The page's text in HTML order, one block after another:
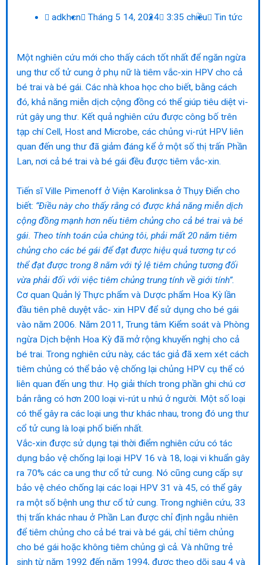
adkhcn Tháng 5 14, 2024 3:35 chiều Tin tức
Một nghiên cứu mới cho thấy cách tốt nhất để ngăn ngừa
ung thư cổ tử cung ở phụ nữ là tiêm vắc-xin HPV cho cả
bé trai và bé gái. Các nhà khoa học cho biết, bằng cách
đó, khả năng miễn dịch cộng đồng có thể giúp tiêu diệt vi-
rút gây ung thư. Kết quả nghiên cứu được công bố trên
tạp chí Cell, Host and Microbe, các chủng vi-rút HPV liên
quan đến ung thư đã giảm đáng kể ở một số thị trấn Phần
Lan, nơi cả bé trai và bé gái đều được tiêm vắc-xin.
Tiến sĩ Ville Pimenoff ở Viện Karolinksa ở Thụy Điển cho
biết: “Điều này cho thấy rằng có được khả năng miễn dịch
cộng đồng mạnh hơn nếu tiêm chủng cho cả bé trai và bé
gái. Theo tính toán của chúng tôi, phải mất 20 năm tiêm
chủng cho các bé gái để đạt được hiệu quả tương tự có
thể đạt được trong 8 năm với tỷ lệ tiêm chủng tương đối
vừa phải đối với việc tiêm chủng trung tính về giới tính”.
Cơ quan Quản lý Thực phẩm và Dược phẩm Hoa Kỳ lần
đầu tiên phê duyệt vắc- xin HPV để sử dụng cho bé gái
vào năm 2006. Năm 2011, Trung tâm Kiểm soát và Phòng
ngừa Dịch bệnh Hoa Kỳ đã mở rộng khuyến nghị cho cả
bé trai. Trong nghiên cứu này, các tác giả đã xem xét cách
tiêm chủng có thể bảo vệ chống lại chủng HPV cụ thể có
liên quan đến ung thư. Họ giải thích trong phần ghi chú cơ
bản rằng có hơn 200 loại vi-rút u nhú ở người. Một số loại
có thể gây ra các loại ung thư khác nhau, trong đó ung thư
cổ tử cung là loại phổ biến nhất.
Vắc-xin được sử dụng tại thời điểm nghiên cứu có tác
dụng bảo vệ chống lại loại HPV 16 và 18, loại vi khuẩn gây
ra 70% các ca ung thư cổ tử cung. Nó cũng cung cấp sự
bảo vệ chéo chống lại các loại HPV 31 và 45, có thể gây
ra một số bệnh ung thư cổ tử cung. Trong nghiên cứu, 33
thị trấn khác nhau ở Phần Lan được chỉ định ngẫu nhiên
để tiêm chủng cho cả bé trai và bé gái, chỉ tiêm chủng
cho bé gái hoặc không tiêm chủng gì cả. Và những trẻ
sinh từ năm 1992 đến năm 1994, được theo dõi sau 4 và